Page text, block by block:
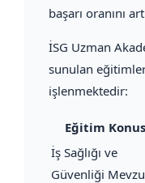
başarı oranını
İSG Uzman
sunulan
işlenmektedir:
Eğitim
İş Sağlığı ve
Güvenliği